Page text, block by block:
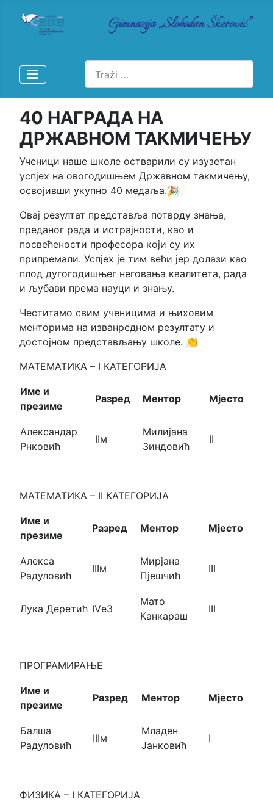
Pretraži
40 НАГРАДА НА
ДРЖАВНОМ ТАКМИЧЕЊУ
Ученици наше школе остварили су изузетан
успјех на овогодишњем Државном такмичењу,
освојивши укупно 40 медаља.🎉
Овај резултат представља потврду знања,
преданог рада и истрајности, као и
посвећености професора који су их
припремали. Успјех је тим већи јер долази као
плод дугогодишњег неговања квалитета, рада
и љубави према науци и знању.
Честитамо свим ученицима и њиховим
менторима на изванредном резултату и
достојном представљању школе. 👏
МАТЕМАТИКА – I КАТЕГОРИЈА
Име и
презиме
Разред Ментор Мјесто
Александар
Рнковић
IIм
Милијана
Зиндовић
II
МАТЕМАТИКА – II КАТЕГОРИЈА
Име и
презиме
Разред Ментор Мјесто
Алекса
Радуловић
IIIм
Мирјана
Пјешчић
III
Лука Деретић IVе3
Мато
Канкараш
III
ПРОГРАМИРАЊЕ
Име и
презиме
Разред Ментор Мјесто
Балша
Радуловић
IIIм
Младен
Јанковић
I
ФИЗИКА – I КАТЕГОРИЈА